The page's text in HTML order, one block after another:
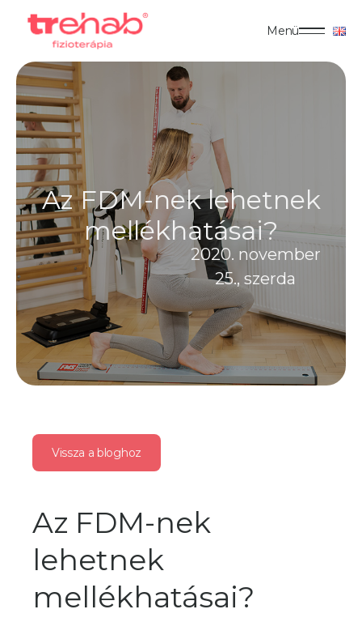
Menü
2020. november
25., szerda
Az FDM-nek lehetnek
mellékhatásai?
Vissza a bloghoz
Az FDM-nek
lehetnek
mellékhatásai?